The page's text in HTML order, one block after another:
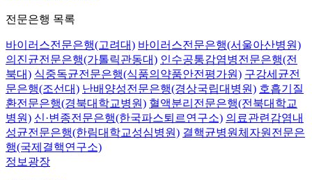
전문은행 목록
바이러스전문은행(고려대) 바이러스전문은행(서울아산병원)
의진균전문은행(가톨릭관동대) 인수공통감염병전문은행(전
북대) 식중독균전문은행(식품의약품안전평가원) 구강세균전
문은행(조선대) 난배양성전문은행(경상국립대병원) 호흡기질
환전문은행(경북대학교병원) 혈액분리전문은행(전북대학교
병원) 신·변종전문은행(한국파스퇴르연구소) 의료관련감염내
성균전문은행(한림대학교성심병원) 결핵균병원체자원전문은
행(국제결핵연구소)
정보광장